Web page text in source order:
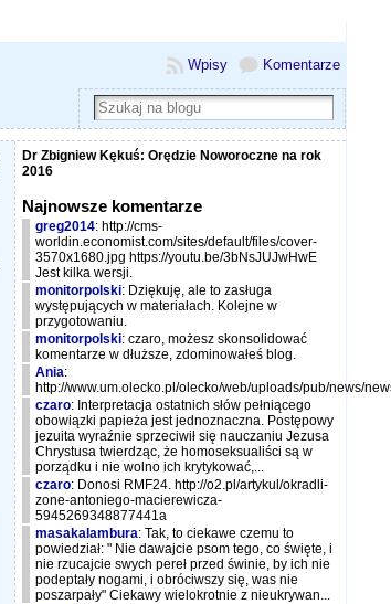
Komentarze
Wpisy
Dr Zbigniew Kękuś: Orędzie Noworoczne na rok
2016
Najnowsze komentarze
greg2014: http://cms-
worldin.economist.com/sites/default/files/cover-
3570x1680.jpg https://youtu.be/3bNsJUJwHwE
Jest kilka wersji.
monitorpolski: Dziękuję, ale to zasługa
występujących w materiałach. Kolejne w
przygotowaniu.
monitorpolski: czaro, możesz skonsolidować
komentarze w dłuższe, zdominowałeś blog.
Ania:
http://www.um.olecko.pl/olecko/web/uploads/pub/news/
czaro: Interpretacja ostatnich słów pełniącego
obowiązki papieża jest jednoznaczna. Postępowy
jezuita wyraźnie sprzeciwił się nauczaniu Jezusa
Chrystusa twierdząc, że homoseksualiści są w
porządku i nie wolno ich krytykować,...
czaro: Donosi RMF24. http://o2.pl/artykul/okradli-
zone-antoniego-macierewicza-
5945269348877441a
masakalambura: Tak, to ciekawe czemu to
powiedział: " Nie dawajcie psom tego, co święte, i
nie rzucajcie swych pereł przed świnie, by ich nie
podeptały nogami, i obróciwszy się, was nie
poszarpały" Ciekawy wielokrotnie z nieukrywan...